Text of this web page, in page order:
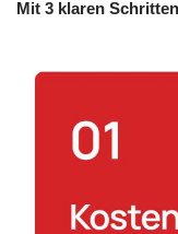
Mit 3 klaren